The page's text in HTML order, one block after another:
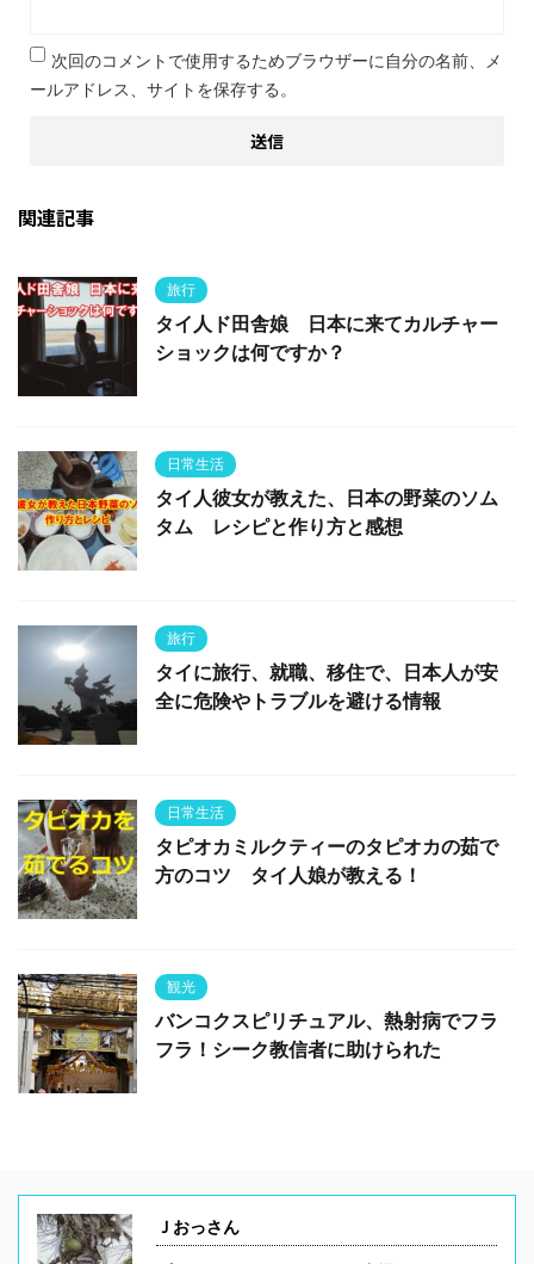
次回のコメントで使用するためブラウザーに自分の名前、メ
ールアドレス、サイトを保存する。
関連記事
旅行
タイ人ド田舎娘 日本に来てカルチャー
ショックは何ですか？
日常生活
タイ人彼女が教えた、日本の野菜のソム
タム レシピと作り方と感想
旅行
タイに旅行、就職、移住で、日本人が安
全に危険やトラブルを避ける情報
日常生活
タピオカミルクティーのタピオカの茹で
方のコツ タイ人娘が教える！
観光
バンコクスピリチュアル、熱射病でフラ
フラ！シーク教信者に助けられた
Ｊおっさん